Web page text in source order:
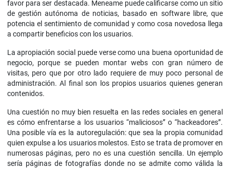
favor para ser destacada. Meneame puede calificarse como un sitio
de gestión autónoma de noticias, basado en software libre, que
potencia el sentimiento de comunidad y como cosa novedosa llega
a compartir beneficios con los usuarios.
La apropiación social puede verse como una buena oportunidad de
negocio, porque se pueden montar webs con gran número de
visitas, pero que por otro lado requiere de muy poco personal de
administración. Al final son los propios usuarios quienes generan
contenidos.
Una cuestión no muy bien resuelta en las redes sociales en general
es cómo enfrentarse a los usuarios “maliciosos” o “hackeadores”.
Una posible vía es la autoregulación: que sea la propia comunidad
quien expulse a los usuarios molestos. Esto se trata de promover en
numerosas páginas, pero no es una cuestión sencilla. Un ejemplo
sería páginas de fotografías donde no se admite como válida la